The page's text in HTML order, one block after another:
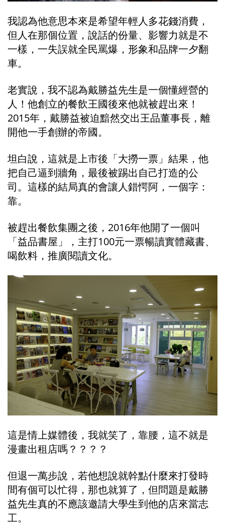
我認為他意思本來是希望年輕人多花錢消費，
但人在那個位置，說話的份量、影響力就是不
一樣，一失誤就全民罵爆，形象和品牌一夕翻
車。
老實說，我不認為戴勝益先生是一個懂經營的
人！他創立的餐飲王國後來他就被趕出來！
2015年，戴勝益被迫黯然交出王品董事長，離
開他一手創辦的帝國。
坦白說，這就是上市後「大撈一票」結果，他
把自己逼到牆角，最後被踢出自己打造的公
司。這樣的結局真的會讓人錯愕阿，一個字：
靠。
被趕出餐飲集團之後，2016年他開了一個叫
「益品書屋」，主打100元一票暢讀實體藏書、
喝飲料，推廣閱讀文化。
這是情上媒體後，我就笑了，靠腰，這不就是
漫畫出租店嗎？？？？
但退一萬步說，若他想說就幹點什麼來打發時
間有個可以忙得，那也就算了，但問題是戴勝
益先生真的不應該邀請大學生到他的店來當志
工。